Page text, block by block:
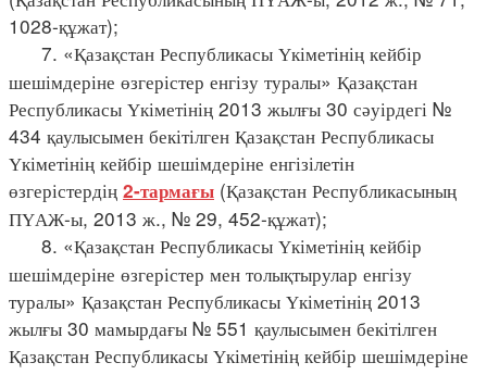
1028-құжат);
7. «Қазақстан Республикасы Үкіметінің кейбір
шешімдеріне өзгерістер енгізу туралы» Қазақстан
Республикасы Үкіметінің 2013 жылғы 30 сәуірдегі №
434 қаулысымен бекітілген Қазақстан Республикасы
Үкіметінің кейбір шешімдеріне енгізілетін
өзгерістердің 2-тармағы (Қазақстан Республикасының
ПҮАЖ-ы, 2013 ж., № 29, 452-құжат);
8. «Қазақстан Республикасы Үкіметінің кейбір
шешімдеріне өзгерістер мен толықтырулар енгізу
туралы» Қазақстан Республикасы Үкіметінің 2013
жылғы 30 мамырдағы № 551 қаулысымен бекітілген
Қазақстан Республикасы Үкіметінің кейбір шешімдеріне